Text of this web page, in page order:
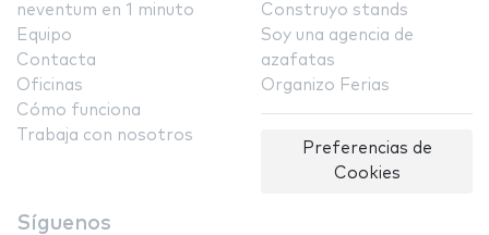
neventum en 1 minuto
Equipo
Contacta
Oficinas
Cómo funciona
Trabaja con nosotros
Construyo stands
Soy una agencia de
azafatas
Organizo Ferias
Preferencias de
Cookies
Síguenos